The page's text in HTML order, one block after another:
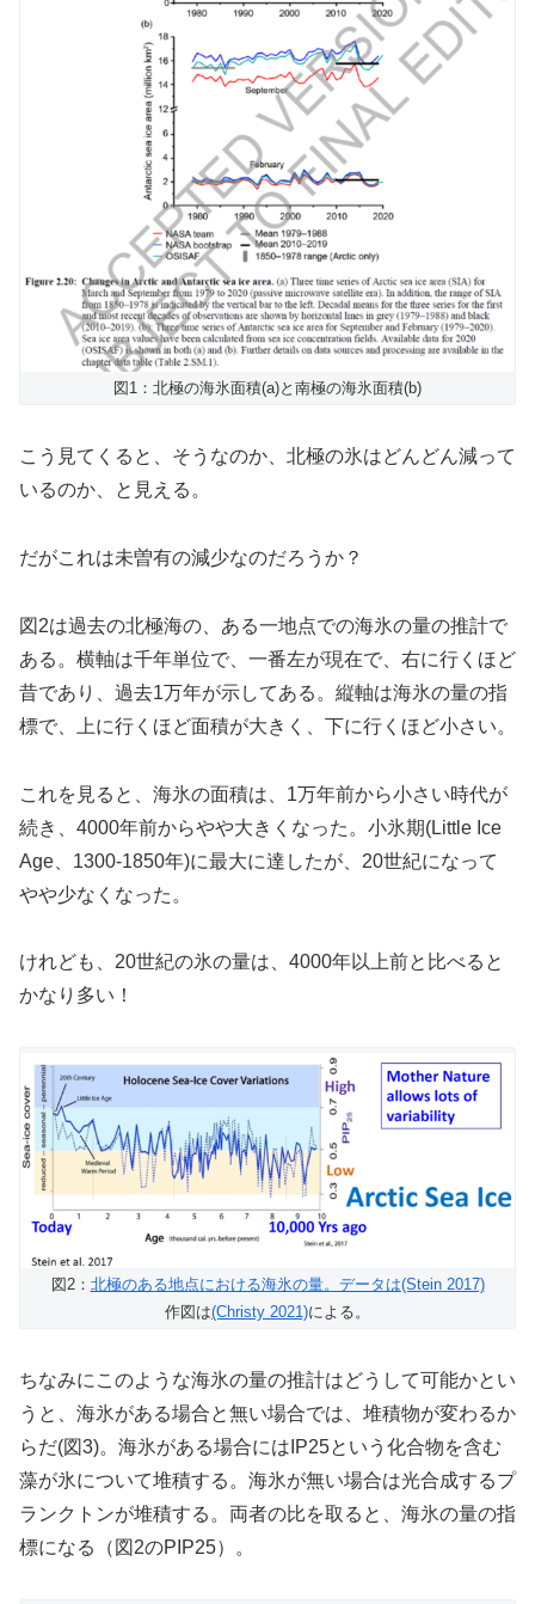
図1：北極の海氷面積(a)と南極の海氷面積(b)
こう見てくると、そうなのか、北極の氷はどんどん減って
いるのか、と見える。
だがこれは未曽有の減少なのだろうか？
図2は過去の北極海の、ある一地点での海氷の量の推計で
ある。横軸は千年単位で、一番左が現在で、右に行くほど
昔であり、過去1万年が示してある。縦軸は海氷の量の指
標で、上に行くほど面積が大きく、下に行くほど小さい。
これを見ると、海氷の面積は、1万年前から小さい時代が
続き、4000年前からやや大きくなった。小氷期(Little Ice
Age、1300-1850年)に最大に達したが、20世紀になって
やや少なくなった。
けれども、20世紀の氷の量は、4000年以上前と比べると
かなり多い！
図2： 北極のある地点における海氷の量。データは(Stein 2017)
作図は(Christy 2021)による。
ちなみにこのような海氷の量の推計はどうして可能かとい
うと、海氷がある場合と無い場合では、堆積物が変わるか
らだ(図3)。海氷がある場合にはIP25という化合物を含む
藻が氷について堆積する。海氷が無い場合は光合成するプ
ランクトンが堆積する。両者の比を取ると、海氷の量の指
標になる（図2のPIP25）。